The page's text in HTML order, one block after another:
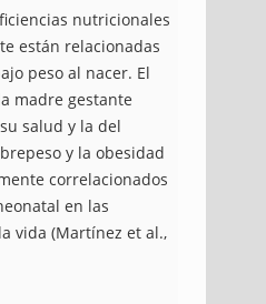
nutricionales
están relacionadas
peso al nacer. El
madre gestante
salud y la del
y la obesidad
correlacionados
en las
vida (Martínez et al.,